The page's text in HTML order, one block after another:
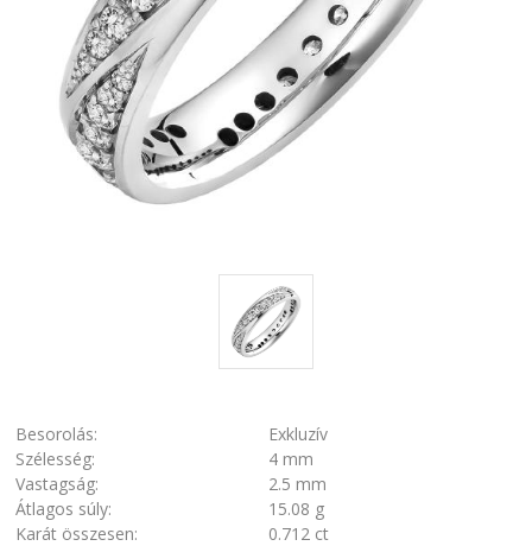
Besorolás:
Exkluzív
Szélesség:
4 mm
Vastagság:
2.5 mm
Átlagos súly:
15.08 g
Karát összesen:
0.712 ct